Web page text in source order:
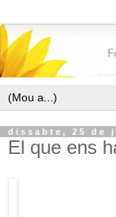
dissabte, 25 de
El que ens